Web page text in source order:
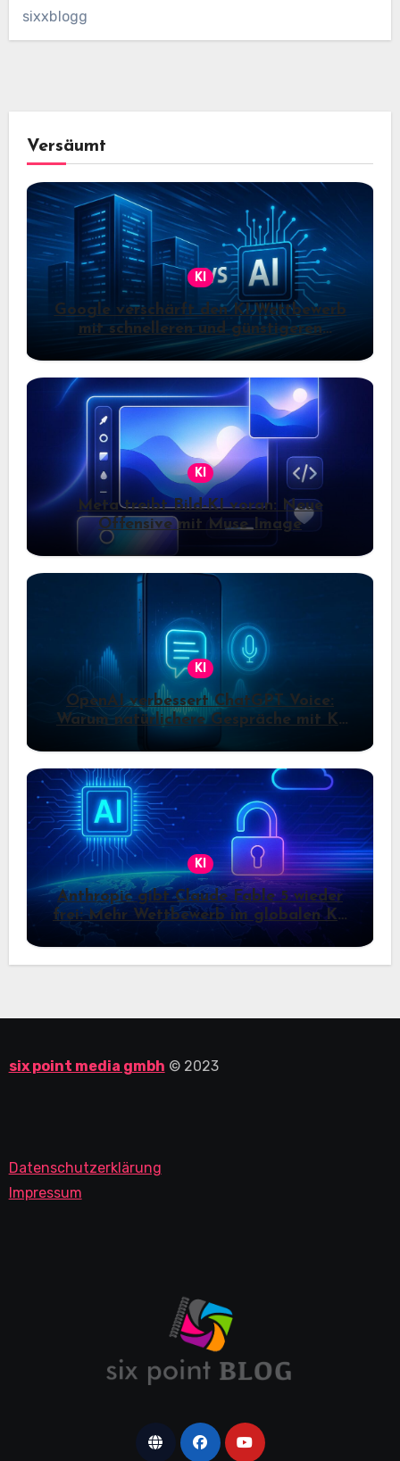
sixxblogg
Versäumt
KI
Google verschärft den KI-Wettbewerb
mit schnelleren und günstigeren
Gemini-Modellen
KI
Meta treibt Bild-KI voran: Neue
Offensive mit Muse Image
KI
OpenAI verbessert ChatGPT Voice:
Warum natürlichere Gespräche mit KI
jetzt wichtiger werden
KI
Anthropic gibt Claude Fable 5 wieder
frei: Mehr Wettbewerb im globalen KI-
Markt
six point media gmbh © 2023
Datenschutzerklärung
Impressum